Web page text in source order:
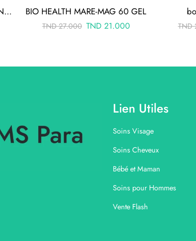
AKTIV A-Z VITAMINES ET MINERAUX 15 Comprimes Effervescents BIO HEALTH MARE-MAG 60 GEL
TND27.000 TND21.000 TND
Lien Utiles
Soins Visage
Soins Cheveux
Bébé et Maman
Soins pour Hommes
Vente Flash